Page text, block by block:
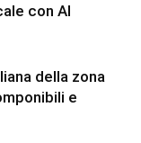
con AI
della zona
e